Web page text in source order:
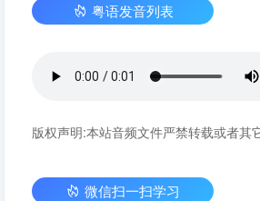
粤语发音列表
版权声明:本站音频文件严禁转载或者其
微信扫一扫学习